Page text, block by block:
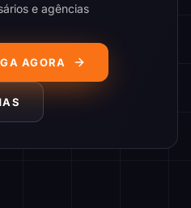
e agências
AGORA